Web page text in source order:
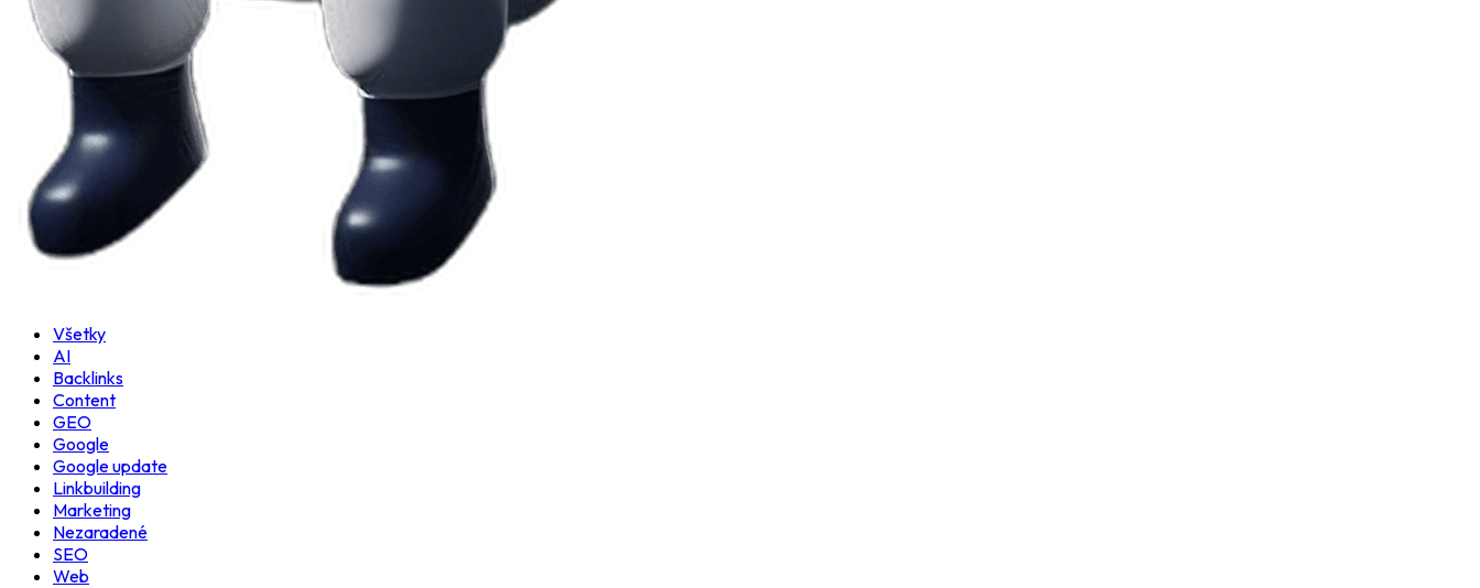
Všetky
AI
Backlinks
Content
GEO
Google
Google update
Linkbuilding
Marketing
Nezaradené
SEO
Web